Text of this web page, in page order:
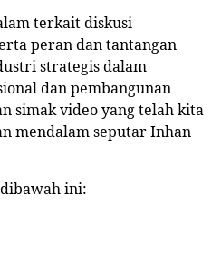
terkait diskusi
peran dan tantangan
strategis dalam
dan pembangunan
simak video yang telah kita
mendalam seputar Inhan
ini: